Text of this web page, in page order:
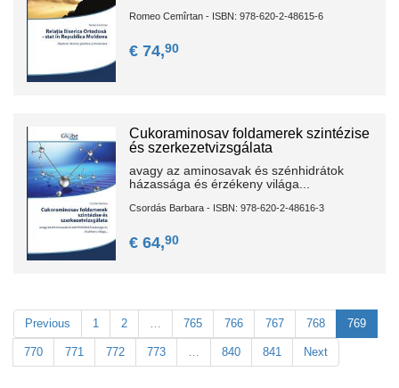
Romeo Cemîrtan - ISBN: 978-620-2-48615-6
€ 74,90
Cukoraminosav foldamerek szintézise
és szerkezetvizsgálata
avagy az aminosavak és szénhidrátok
házassága és érzékeny világa...
Csordás Barbara - ISBN: 978-620-2-48616-3
€ 64,90
Previous 1 2 765 766 767 768 769
770 771 772 773 840 841 Next